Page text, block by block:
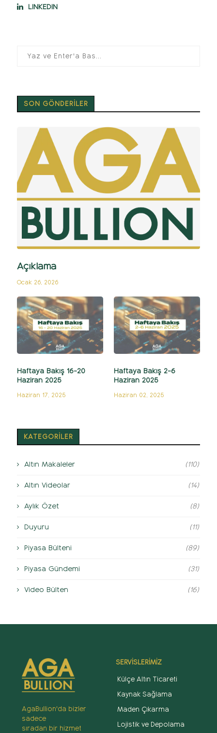
LINKEDIN
SON GÖNDERİLER
Açıklama
Ocak 26, 2026
Haftaya Bakış 16-20
Haziran 2025
Haziran 17, 2025
Haftaya Bakış 2-6
Haziran 2025
Haziran 02, 2025
KATEGORİLER
Altın Makaleler (110)
Altın Videolar (14)
Aylık Özet (8)
Duyuru (11)
Piyasa Bülteni (89)
Piyasa Gündemi (31)
Video Bülten (16)
AgaBullion'da bizler
sadece
sıradan bir hizmet
SERVİSLERİMİZ
Külçe Altın Ticareti
Kaynak Sağlama
Maden Çıkarma
Lojistik ve Depolama